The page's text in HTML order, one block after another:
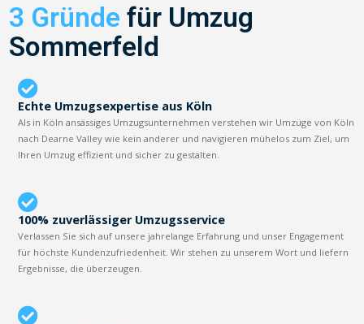
3 Gründe für Umzug
Sommerfeld
Echte Umzugsexpertise aus Köln
Als in Köln ansässiges Umzugsunternehmen verstehen wir Umzüge von Köln
nach Dearne Valley wie kein anderer und navigieren mühelos zum Ziel, um
Ihren Umzug effizient und sicher zu gestalten.
100% zuverlässiger Umzugsservice
Verlassen Sie sich auf unsere jahrelange Erfahrung und unser Engagement
für höchste Kundenzufriedenheit. Wir stehen zu unserem Wort und liefern
Ergebnisse, die überzeugen.